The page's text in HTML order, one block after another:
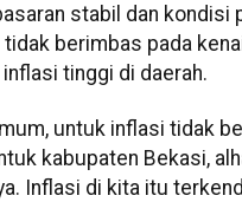
stabil dan kondisi
berimbas pada
tinggi di daerah.
untuk inflasi tidak
kabupaten Bekasi,
Inflasi di kita itu